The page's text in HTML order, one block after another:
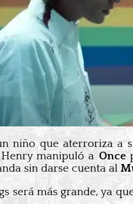
niño que aterroriza a
manipuló a Once
sin darse cuenta al
será más grande, ya